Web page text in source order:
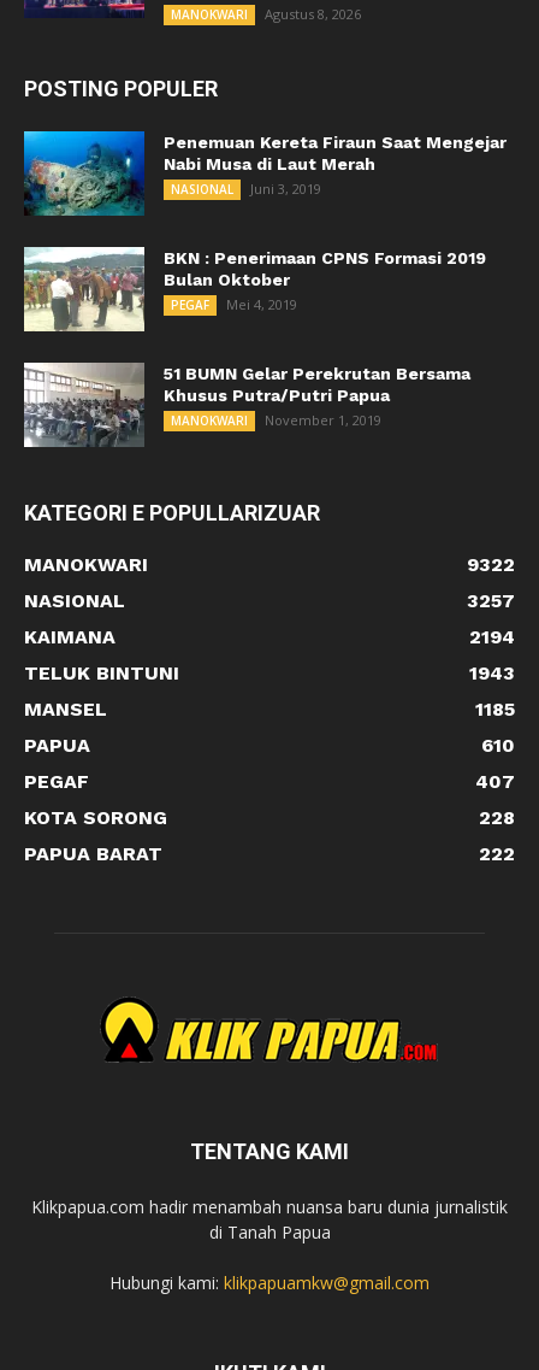
MANOKWARI Agustus 8, 2026
POSTING POPULER
Penemuan Kereta Firaun Saat Mengejar
Nabi Musa di Laut Merah
NASIONAL Juni 3, 2019
BKN : Penerimaan CPNS Formasi 2019
Bulan Oktober
PEGAF Mei 4, 2019
51 BUMN Gelar Perekrutan Bersama
Khusus Putra/Putri Papua
MANOKWARI November 1, 2019
KATEGORI E POPULLARIZUAR
MANOKWARI
9322
NASIONAL
3257
KAIMANA
2194
TELUK BINTUNI
1943
MANSEL
1185
PAPUA
610
PEGAF
407
KOTA SORONG
228
PAPUA BARAT
222
TENTANG KAMI
Klikpapua.com hadir menambah nuansa baru dunia jurnalistik
di Tanah Papua
Hubungi kami: klikpapuamkw@gmail.com